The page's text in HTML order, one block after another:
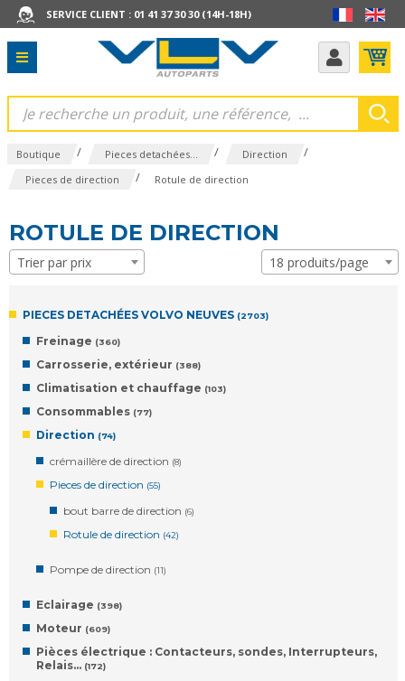
SERVICE CLIENT : 01 41 37 30 30 (14H-18H)
Boutique / Pieces detachées... / Direction /
Pieces de direction / Rotule de direction
ROTULE DE DIRECTION
Trier par prix 18 produits/page
PIECES DETACHÉES VOLVO NEUVES (2703)
Freinage (360)
Carrosserie, extérieur (388)
Climatisation et chauffage (103)
Consommables (77)
Direction (74)
crémaillère de direction (8)
Pieces de direction (55)
bout barre de direction (6)
Rotule de direction (42)
Pompe de direction (11)
Eclairage (398)
Moteur (609)
Pièces électrique : Contacteurs, sondes, Interrupteurs,
Relais… (172)